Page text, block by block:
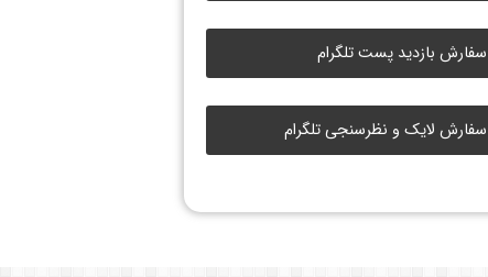
سفارش بازدید پست تلگرام
سفارش لایک و نظرسنجی تلگرام